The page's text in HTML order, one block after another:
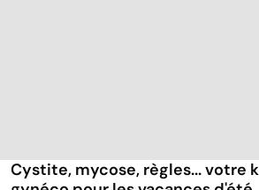
Cystite, mycose, règles... votre